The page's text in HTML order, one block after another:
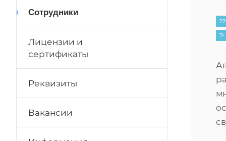
Сотрудники
Лицензии и
сертификаты
Реквизиты
Вакансии